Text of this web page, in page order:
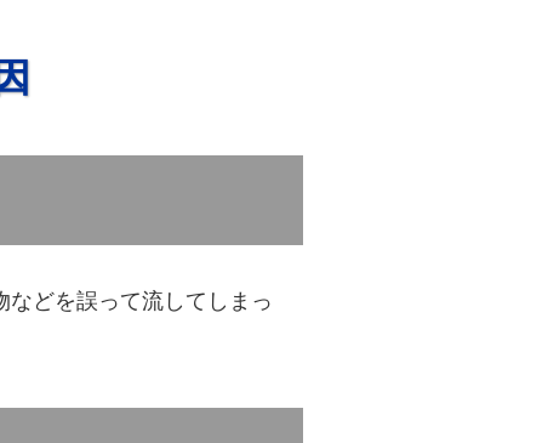
などを誤って流してしまっ